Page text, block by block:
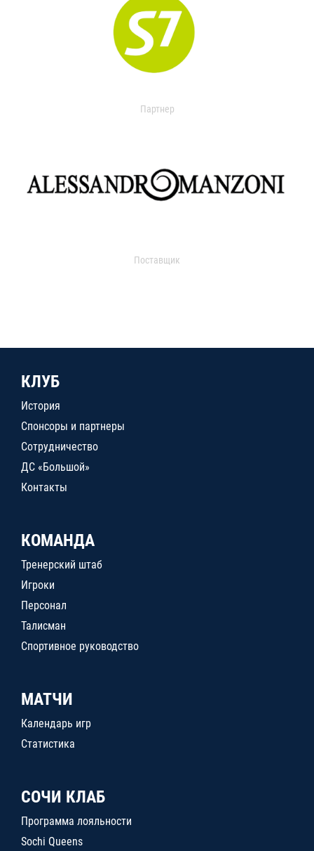
Партнер
Поставщик
КЛУБ
История
Спонсоры и партнеры
Сотрудничество
ДС «Большой»
Контакты
КОМАНДА
Тренерский штаб
Игроки
Персонал
Талисман
Спортивное руководство
МАТЧИ
Календарь игр
Статистика
СОЧИ КЛАБ
Программа лояльности
Sochi Queens